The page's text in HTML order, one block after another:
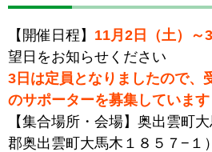
【開催日程】 11月2日（土）～3
望日をお知らせください
3日は定員となりましたので、
のサポーターを募集しています
【集合場所・会場】奥出雲町
郡奥出雲町大馬木１８５７−１）